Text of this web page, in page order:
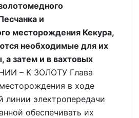
и
месторождения Кекура,
необходимые для их
а затем и в вахтовых
– К ЗОЛОТУ Глава
в ходе
линии электропередачи
обеспечивать их